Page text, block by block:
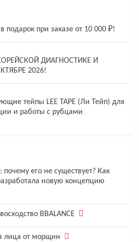
при заказе от 10 000 ₽!
ДИАГНОСТИКЕ И
2026!
тейпы LEE TAPE (Ли Тейп) для
и работы с рубцами
его не существует? Как
новую концепцию
BBALANCE
лица от морщин